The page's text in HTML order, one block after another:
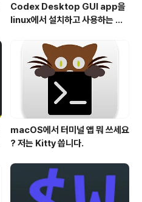
Codex Desktop GUI app을
linux에서 설치하고 사용하는 방
macOS에서 터미널 앱 뭐 쓰세요
? 저는 Kitty 씁니다.